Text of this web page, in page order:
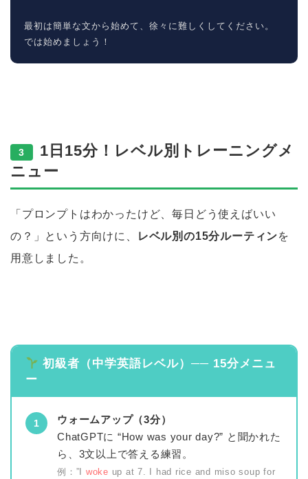
最初は簡単な文から始めて、徐々に難しくしてください。
では始めましょう！
3
1日15分！レベル別トレーニングメ
ニュー
「プロンプトはわかったけど、毎日どう使えばいい
の？」という方向けに、
レベル別の15分ルーティンを
用意しました。
初級者（中学英語レベル）── 15分メニュ
ー
1
ウォームアップ（3分）
ChatGPTに “How was your day?” と聞かれた
ら、3文以上で答える練習。
例：”I woke up at 7. I had rice and miso soup for